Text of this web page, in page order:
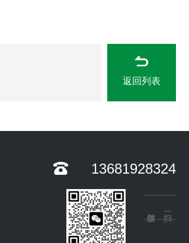
返回列表
13681928324